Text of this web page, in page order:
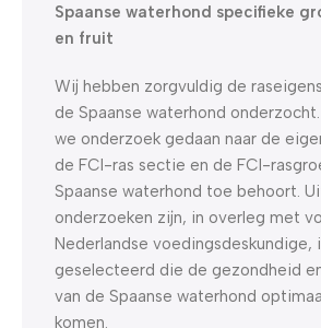
Spaanse waterhond specifieke
en fruit
Wij hebben zorgvuldig de
de Spaanse waterhond
we onderzoek gedaan naar de
de FCI-ras sectie en de FCI-
Spaanse waterhond toe behoort.
onderzoeken zijn, in overleg met
Nederlandse voedingsdeskundige,
geselecteerd die de gezondheid
van de Spaanse waterhond
komen.